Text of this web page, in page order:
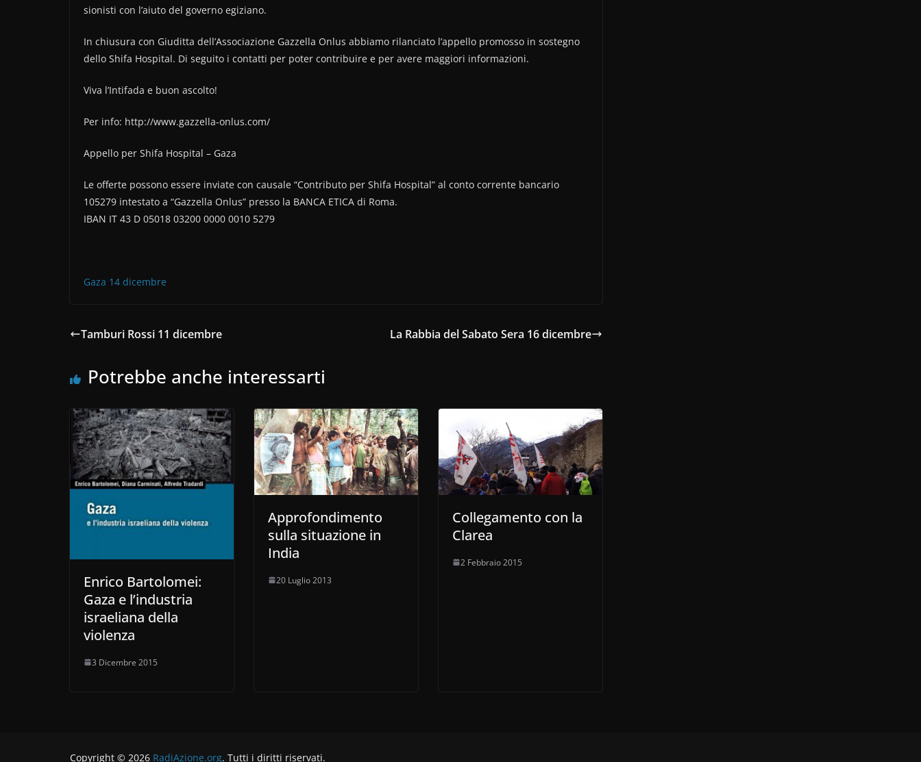
sionisti con l’aiuto del governo egiziano.
In chiusura con Giuditta dell’Associazione Gazzella Onlus abbiamo rilanciato l’appello promosso in sostegno
dello Shifa Hospital. Di seguito i contatti per poter contribuire e per avere maggiori informazioni.
Viva l’Intifada e buon ascolto!
Per info: http://www.gazzella-onlus.com/
Appello per Shifa Hospital – Gaza
Le offerte possono essere inviate con causale “Contributo per Shifa Hospital” al conto corrente bancario
105279 intestato a “Gazzella Onlus” presso la BANCA ETICA di Roma.
IBAN IT 43 D 05018 03200 0000 0010 5279
Gaza 14 dicembre
Tamburi Rossi 11 dicembre La Rabbia del Sabato Sera 16 dicembre
Potrebbe anche interessarti
Enrico Bartolomei:
Gaza e l’industria
israeliana della
violenza
3 Dicembre 2015
Approfondimento
sulla situazione in
India
20 Luglio 2013
Collegamento con la
Clarea
2 Febbraio 2015
Copyright © 2026 RadiAzione.org. Tutti i diritti riservati.